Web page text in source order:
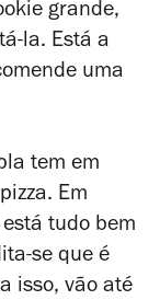
grande,
la. Está a
uma
tem em
Em
tudo bem
se que é
isso, vão até